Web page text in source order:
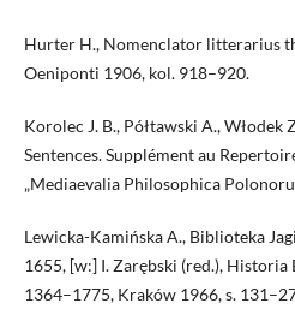
Hurter H., Nomenclator litterarius
Oeniponti 1906, kol. 918–920.
Korolec J. B., Półtawski A., Włodek
Sentences. Supplément au
„Mediaevalia Philosophica
Lewicka-Kamińska A., Biblioteka
1655, [w:] I. Zarębski (red.),
1364–1775, Kraków 1966, s.